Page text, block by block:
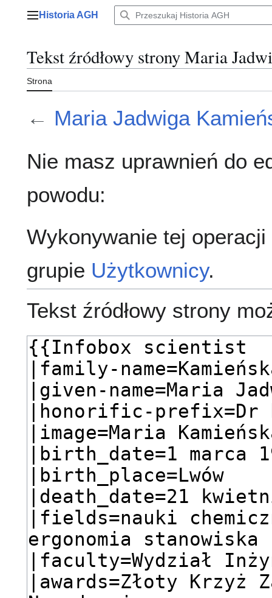
Menu główne
Historia AGH
Tekst źródłowy strony Maria
Strona
← Maria Jadwiga
Nie masz uprawnień do
powodu:
Wykonywanie tej
grupie Użytkownicy.
Tekst źródłowy strony